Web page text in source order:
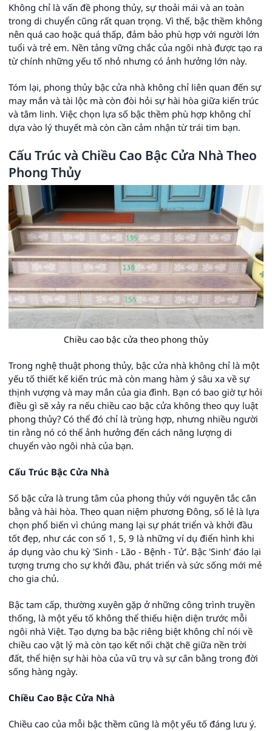
Không chỉ là vấn đề phong thủy, sự thoải mái và an toàn
trong di chuyển cũng rất quan trọng. Vì thế, bậc thềm không
nên quá cao hoặc quá thấp, đảm bảo phù hợp với người lớn
tuổi và trẻ em. Nền tảng vững chắc của ngôi nhà được tạo ra
từ chính những yếu tố nhỏ nhưng có ảnh hưởng lớn này.
Tóm lại, phong thủy bậc cửa nhà không chỉ liên quan đến sự
may mắn và tài lộc mà còn đòi hỏi sự hài hòa giữa kiến trúc
và tâm linh. Việc chọn lựa số bậc thềm phù hợp không chỉ
dựa vào lý thuyết mà còn cần cảm nhận từ trái tim bạn.
Cấu Trúc và Chiều Cao Bậc Cửa Nhà Theo
Phong Thủy
Chiều cao bậc cửa theo phong thủy
Trong nghệ thuật phong thủy, bậc cửa nhà không chỉ là một
yếu tố thiết kế kiến trúc mà còn mang hàm ý sâu xa về sự
thịnh vượng và may mắn của gia đình. Bạn có bao giờ tự hỏi
điều gì sẽ xảy ra nếu chiều cao bậc cửa không theo quy luật
phong thủy? Có thể đó chỉ là trùng hợp, nhưng nhiều người
tin rằng nó có thể ảnh hưởng đến cách năng lượng di
chuyển vào ngôi nhà của bạn.
Cấu Trúc Bậc Cửa Nhà
Số bậc cửa là trung tâm của phong thủy với nguyên tắc cân
bằng và hài hòa. Theo quan niệm phương Đông, số lẻ là lựa
chọn phổ biến vì chúng mang lại sự phát triển và khởi đầu
tốt đẹp, như các con số 1, 5, 9 là những ví dụ điển hình khi
áp dụng vào chu kỳ 'Sinh - Lão - Bệnh - Tử'. Bậc 'Sinh' đáo lại
tượng trưng cho sự khởi đầu, phát triển và sức sống mới mẻ
cho gia chủ.
Bậc tam cấp, thường xuyên gặp ở những công trình truyền
thống, là một yếu tố không thể thiếu hiện diện trước mỗi
ngôi nhà Việt. Tạo dựng ba bậc riêng biệt không chỉ nói về
chiều cao vật lý mà còn tạo kết nối chặt chẽ giữa nền trời
đất, thể hiện sự hài hòa của vũ trụ và sự cân bằng trong đời
sống hàng ngày.
Chiều Cao Bậc Cửa Nhà
Chiều cao của mỗi bậc thềm cũng là một yếu tố đáng lưu ý.